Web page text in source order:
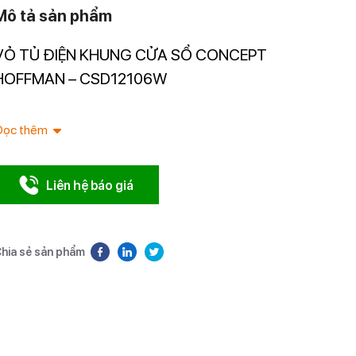
tả sản phẩm
TỦ ĐIỆN KHUNG CỬA SỔ CONCEPT
– CSD12106W
thêm
Liên hệ báo giá
sẻ sản phẩm